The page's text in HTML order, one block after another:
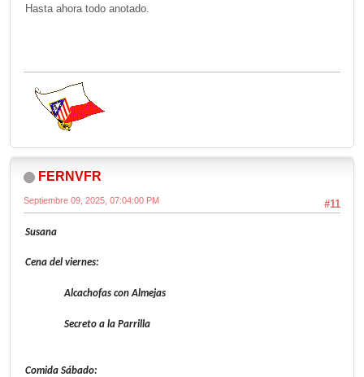
Hasta ahora todo anotado.
FERNVFR
#11
Septiembre 09, 2025, 07:04:00 PM
Susana
Cena del viernes:
Alcachofas con Almejas
Secreto a la Parrilla
Comida Sábado: